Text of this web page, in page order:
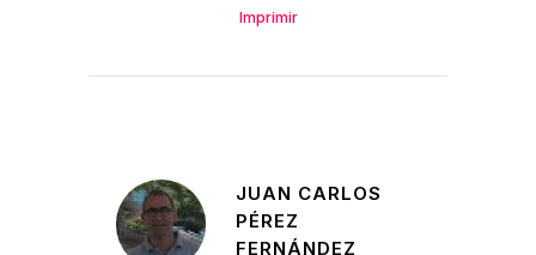
Imprimir
JUAN CARLOS
PÉREZ
FERNÁNDEZ